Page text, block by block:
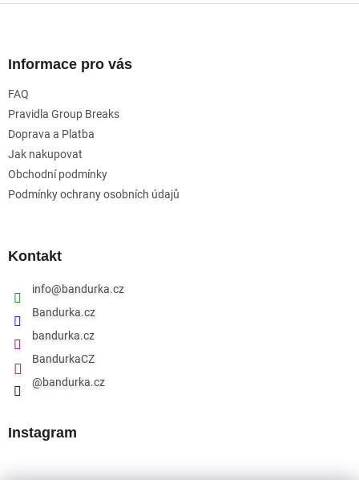
Informace pro vás
FAQ
Pravidla Group Breaks
Doprava a Platba
Jak nakupovat
Obchodní podmínky
Podmínky ochrany osobních údajů
Kontakt
info@bandurka.cz
Bandurka.cz
bandurka.cz
BandurkaCZ
@bandurka.cz
Instagram